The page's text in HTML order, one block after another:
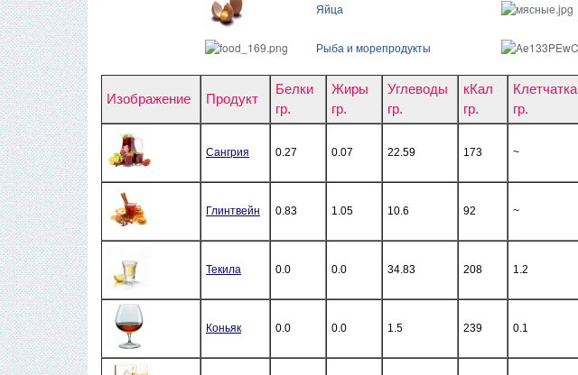
Яйца
Рыба и морепродукты
Изображение Продукт
Белки
гр.
Жиры
гр.
Углеводы
гр.
кКал
гр.
Клетчатка
гр.
Сангрия 0.27 0.07 22.59 173 ~
Глинтвейн 0.83 1.05 10.6 92 ~
Текила 0.0 0.0 34.83 208 1.2
Коньяк 0.0 0.0 1.5 239 0.1